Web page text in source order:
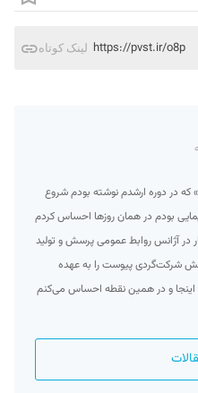
لینک کوتاه https://pvst.ir/o8p
در دوره ارشدم نوشته بودم شروع
هواپیمایی بودم در همان روزها احساس کردم
را دوست دارم. از دی ۹۸ با کار در آژانس روابط عمومی پرسش و تولید
شرکت‌گردی پیوست را به عهده
اینجا و در همین نقطه احساس می‌کنم